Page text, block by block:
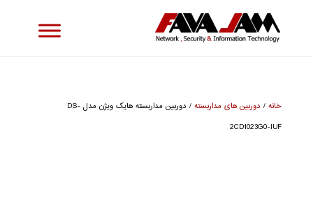
خانه/ دوربین های مداربسته
/ دوربین مداربسته هایک ویژن مدل DS-
2CD1023G0-IUF